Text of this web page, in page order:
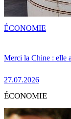
Merci la Chine : elle
27.07.2026
ÉCONOMIE
ÉCONOMIE